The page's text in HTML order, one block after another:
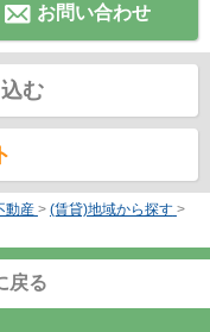
お問い合わせ
む
動産 > (賃貸)地域から探す >
戻る